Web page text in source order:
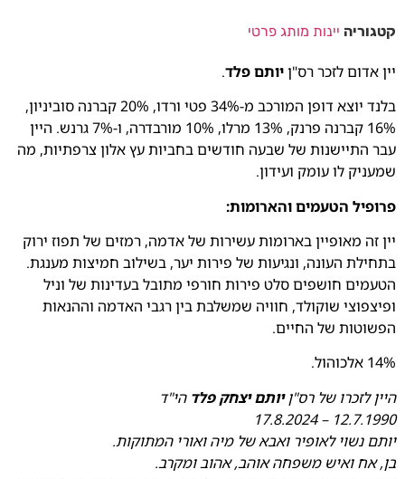
קטגוריה יינות מותג פרטי
יין אדום לזכר רס"ןיותם פלד.
בלנד יוצא דופן המורכב מ-34% פטי ורדו, 20% קברנה סוביניון,
16% קברנה פרנק, 13% מרלו, 10% מורבדרה, ו-7% גרנש. היין
עבר התיישנות של שבעה חודשים בחביות עץ אלון צרפתיות, מה
שמעניק לו עומק ועידון.
פרופיל הטעמים והארומות:
יין זה מאופיין בארומות עשירות של אדמה, רמזים של תפוז ירוק
בתחילת העונה, ונגיעות של פירות יער, בשילוב חמיצות מענגת.
הטעמים חושפים סלט פירות חורפי מתובל בעדינות של וניל
ופיצפוצי שוקולד, חוויה שמשלבת בין רגבי האדמה וההנאות
הפשוטות של החיים.
14% אלכוהול.
היין לזכרו של רס"ןיותם יצחק פלד הי"ד
12.7.1990 – 17.8.2024
יותם נשוי לאופיר ואבא של מיה ואורי המתוקות.
בן, אח ואיש משפחה אוהב, אהוב ומקרב.